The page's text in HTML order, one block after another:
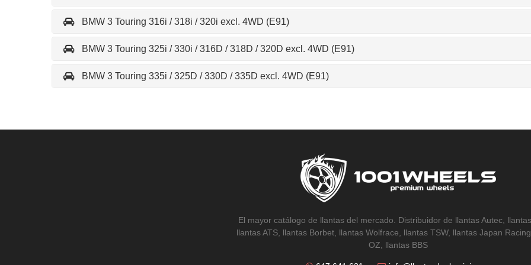
BMW 3 Touring 316i / 318i / 320i excl. 4WD (E91)
BMW 3 Touring 325i / 330i / 316D / 318D / 320D excl. 4WD (E91)
BMW 3 Touring 335i / 325D / 330D / 335D excl. 4WD (E91)
El mayor catálogo de llantas del mercado. Distribuidor de llantas Autec, llantas
llantas ATS, llantas Borbet, llantas Wolfrace, llantas TSW, llantas Japan
OZ, llantas BBS